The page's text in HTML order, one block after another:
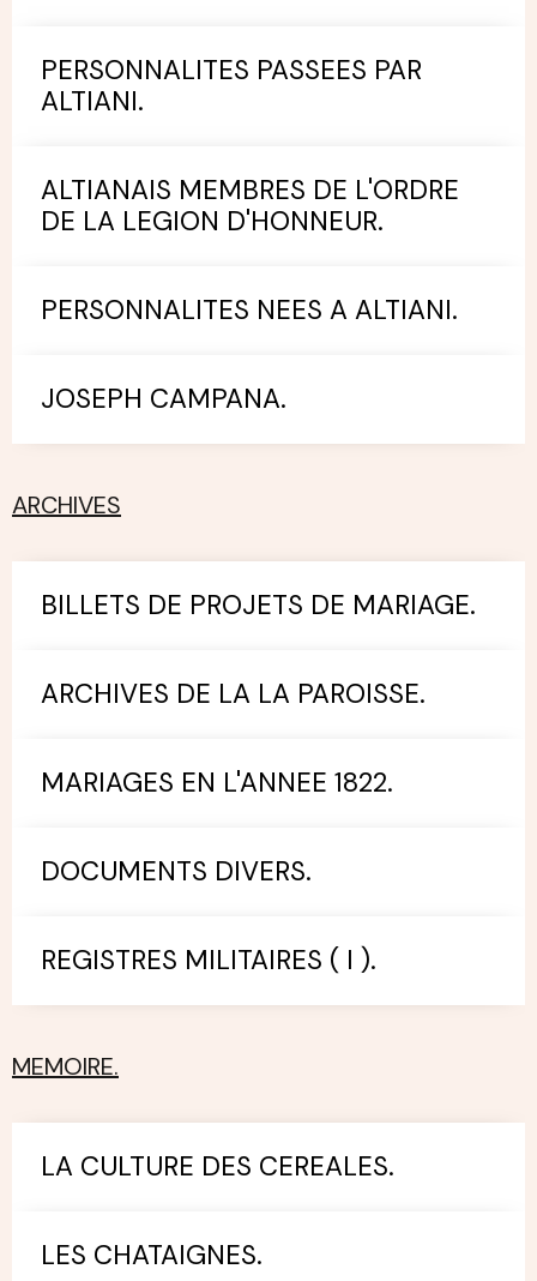
PERSONNALITES PASSEES PAR
ALTIANI.
ALTIANAIS MEMBRES DE L'ORDRE
DE LA LEGION D'HONNEUR.
PERSONNALITES NEES A ALTIANI.
JOSEPH CAMPANA.
ARCHIVES
BILLETS DE PROJETS DE MARIAGE.
ARCHIVES DE LA LA PAROISSE.
MARIAGES EN L'ANNEE 1822.
DOCUMENTS DIVERS.
REGISTRES MILITAIRES ( I ).
MEMOIRE.
LA CULTURE DES CEREALES.
LES CHATAIGNES.